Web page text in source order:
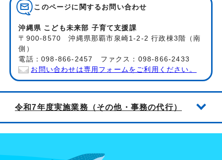
このページに関する お問い合わせ
沖縄県 こども未来部 子育て支援課
〒900-8570 沖縄県那覇市泉崎1-2-2 行政棟3階（南
側）
電話：098-866-2457 ファクス：098-866-2433
お問い合わせは専用フォームをご利用ください。
令和7年度実施業務（その他・事務の代行）